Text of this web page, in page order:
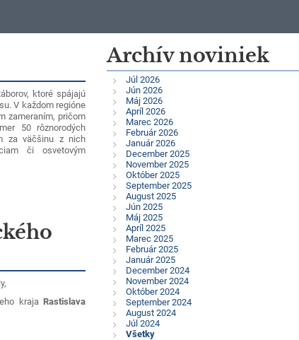
ktoré spájajú
V každom regióne
zameraním, pričom
50 rôznorodých
za väčšinu z nich
či osvetovým
krajaRastislava
Archív noviniek
Júl 2026
Jún 2026
Máj 2026
Apríl 2026
Marec 2026
Február 2026
Január 2026
December 2025
November 2025
Október 2025
September 2025
August 2025
Jún 2025
Máj 2025
Apríl 2025
Marec 2025
Február 2025
Január 2025
December 2024
November 2024
Október 2024
September 2024
August 2024
Júl 2024
Všetky